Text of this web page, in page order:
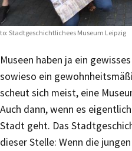
Stadtgeschichtlichees Museum Leipzig
Museen haben ja ein
sowieso ein
scheut sich meist, eine
Auch dann, wenn es
Stadt geht. Das
dieser Stelle: Wenn die